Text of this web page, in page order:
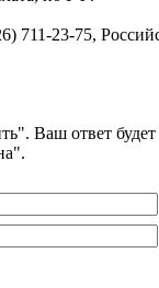
711-23-75,
Ваш ответ будет